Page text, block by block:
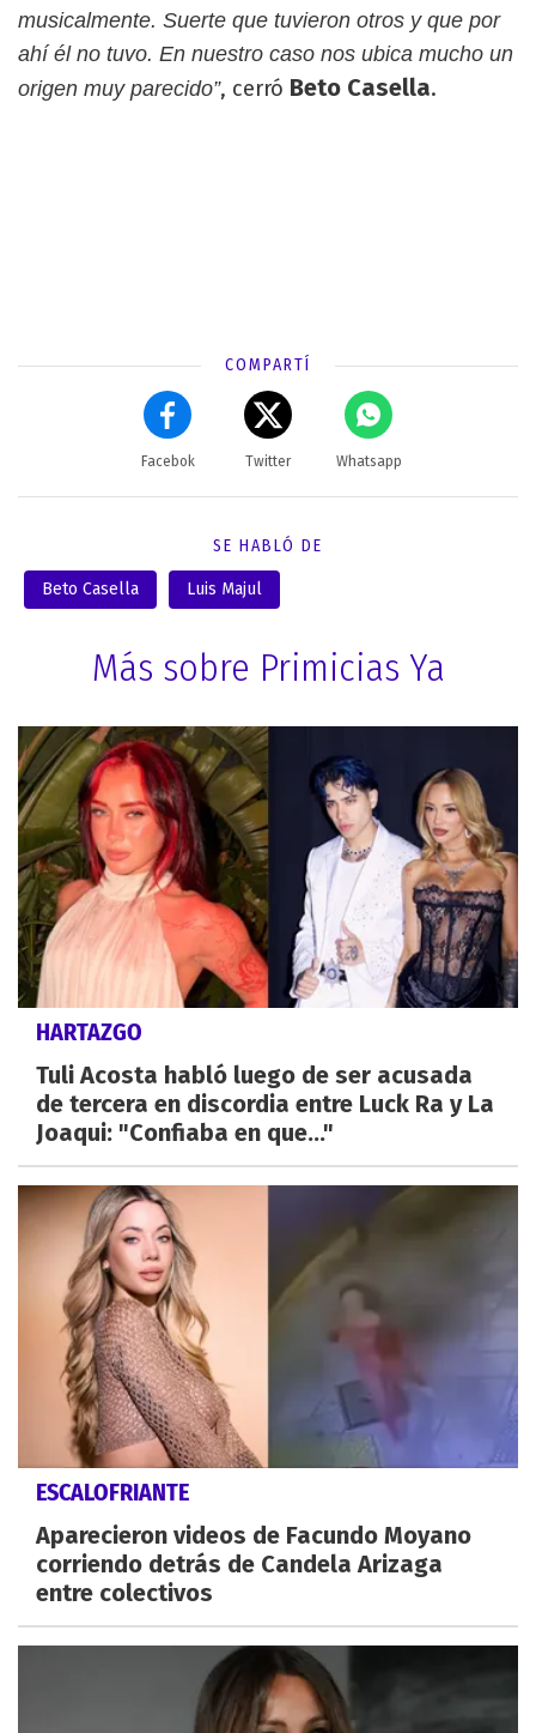
musicalmente. Suerte que tuvieron otros y que por
ahí él no tuvo. En nuestro caso nos ubica mucho un
origen muy parecido”, cerró Beto Casella.
COMPARTÍ
Facebok Twitter Whatsapp
SE HABLÓ DE
Beto Casella Luis Majul
Más sobre Primicias Ya
HARTAZGO
Tuli Acosta habló luego de ser acusada
de tercera en discordia entre Luck Ra y La
Joaqui: "Confiaba en que..."
ESCALOFRIANTE
Aparecieron videos de Facundo Moyano
corriendo detrás de Candela Arizaga
entre colectivos